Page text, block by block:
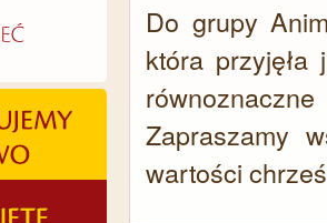
Do grupy
która
Zapraszamy
wartości